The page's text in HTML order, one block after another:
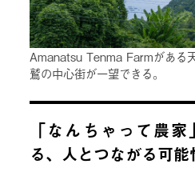
Amanatsu Tenma Farmがある
鷲の中心街が一望できる。
「なんちゃって農
る、人とつながる可能